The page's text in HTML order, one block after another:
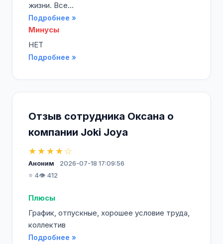
жизни. Все...
Подробнее »
Минусы
НЕТ
Подробнее »
Отзыв сотрудника Оксана о
компании Joki Joya
★★★★☆
Аноним
2026-07-18 17:09:56
⭐ 4👁️ 412
Плюсы
График, отпускные, хорошее условие труда,
коллектив
Подробнее »